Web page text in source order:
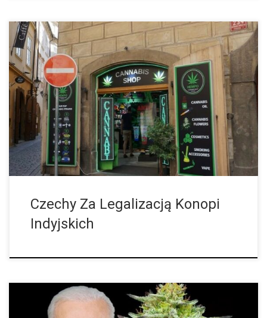
Ponieważ państwo członkowskie UE, Niemcy, zmierza w
kierunku legalizacji konopi indyjskich jako środka rekreacyjnego,
kwestia ta jest również szeroko omawiana w innych krajach UE i
jest przedmiotem gorącej debaty. W […]
Czechy Za Legalizacją Konopi
Indyjskich